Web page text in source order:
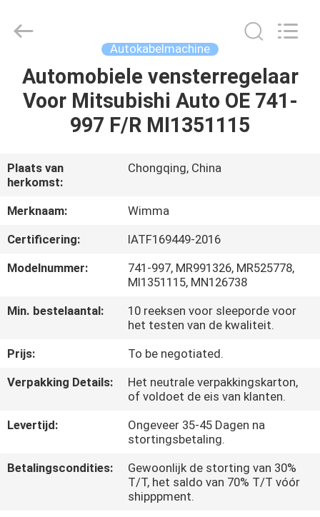
THUIS
PRODUCTEN
VIDEO'S
OVER
ONS
FABRIEKSTOCHT
KWALITEITSCONTROLE
NIEUWS
VRAAG
OFFERTE
Spare
Parts
Reserved.
Autokabelmachine
Automobiele vensterregelaar
Voor Mitsubishi Auto OE 741-
997 F/R MI1351115
Plaats van
herkomst:
Chongqing, China
Merknaam:
Wimma
Certificering:
IATF169449-2016
Modelnummer:
741-997, MR991326, MR525778,
MI1351115, MN126738
Min. bestelaantal:
10 reeksen voor sleeporde voor
het testen van de kwaliteit.
Prijs:
To be negotiated.
Verpakking Details:
Het neutrale verpakkingskarton,
of voldoet de eis van klanten.
Levertijd:
Ongeveer 35-45 Dagen na
stortingsbetaling.
Betalingscondities:
Gewoonlijk de storting van 30%
T/T, het saldo van 70% T/T vóór
shipppment.